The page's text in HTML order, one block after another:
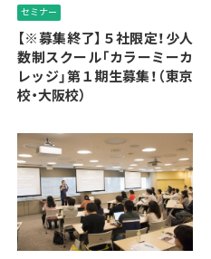
セミナー
【※募集終了】５社限定！少人
数制スクール「カラーミーカ
レッジ」第１期生募集！（東京
校・大阪校）